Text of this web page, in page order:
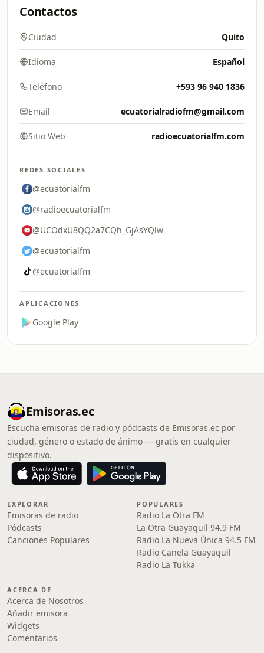
Contactos
Ciudad Quito
Idioma Español
Teléfono +593 96 940 1836
Email ecuatorialradiofm@gmail.com
Sitio Web radioecuatorialfm.com
REDES SOCIALES
@ecuatorialfm
@radioecuatorialfm
@UCOdxU8QQ2a7CQh_GjAsYQlw
@ecuatorialfm
@ecuatorialfm
APLICACIONES
Google Play
Emisoras.ec
Escucha emisoras de radio y pódcasts de Emisoras.ec por
ciudad, género o estado de ánimo — gratis en cualquier
dispositivo.
EXPLORAR
Emisoras de radio
Pódcasts
Canciones Populares
POPULARES
Radio La Otra FM
La Otra Guayaquil 94.9 FM
Radio La Nueva Única 94.5 FM
Radio Canela Guayaquil
Radio La Tukka
ACERCA DE
Acerca de Nosotros
Añadir emisora
Widgets
Comentarios